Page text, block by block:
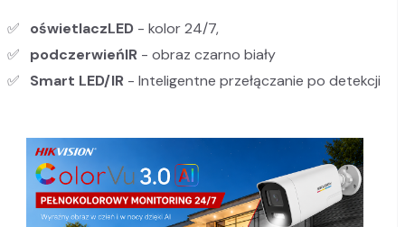
oświetlaczLED - kolor 24/7,
podczerwieńIR - obraz czarno biały
Smart LED/IR - Inteligentne przełączanie po detekcji